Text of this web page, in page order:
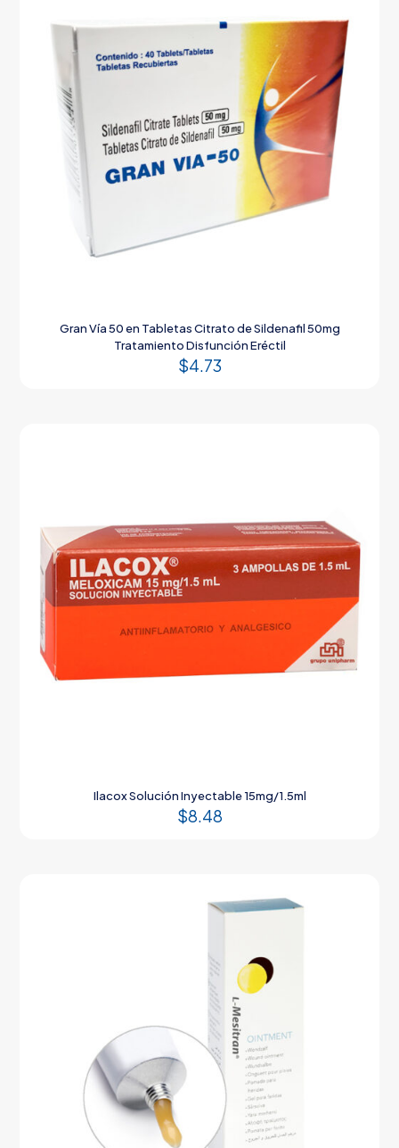
Gran Vía 50 en Tabletas Citrato de Sildenafil 50mg
Tratamiento Disfunción Eréctil
$4.73
Ilacox Solución Inyectable 15mg/1.5ml
$8.48